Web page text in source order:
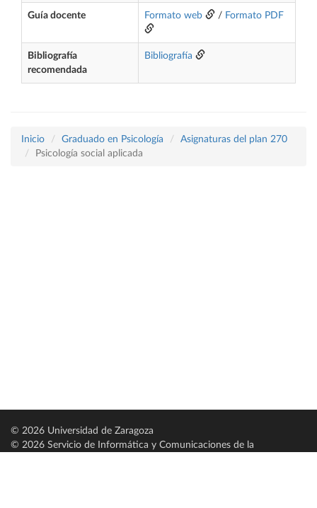
Guía docente Formato web / Formato PDF
Bibliografía
recomendada
Bibliografía
Inicio Graduado en Psicología
Asignaturas del plan 270
Psicología social aplicada
© 2026 Universidad de Zaragoza
© 2026 Servicio de Informática y Comunicaciones de la